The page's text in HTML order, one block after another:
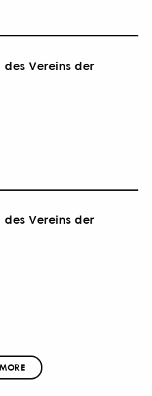
Vereins der
Vereins der